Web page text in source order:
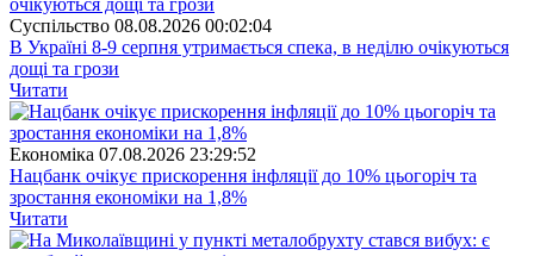
Суспiльство 08.08.2026 00:02:04
В Україні 8-9 серпня утримається спека, в неділю очікуються
дощі та грози
Читати
Економіка 07.08.2026 23:29:52
Нацбанк очікує прискорення інфляції до 10% цьогоріч та
зростання економіки на 1,8%
Читати